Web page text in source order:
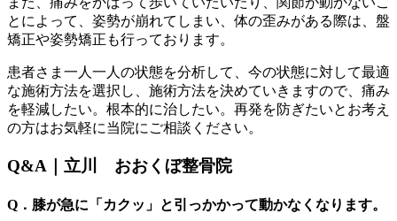
とによって、姿勢が崩れてしまい、体の歪みがある際は、盤
矯正や姿勢矯正も行っております。
患者さま一人一人の状態を分析して、今の状態に対して最適
な施術方法を選択し、施術方法を決めていきますので、痛み
を軽減したい。根本的に治したい。再発を防ぎたいとお考え
の方はお気軽に当院にご相談ください。
Q&A｜立川 おおくぼ整骨院
Q．膝が急に「カクッ」と引っかかって動かなくなります。